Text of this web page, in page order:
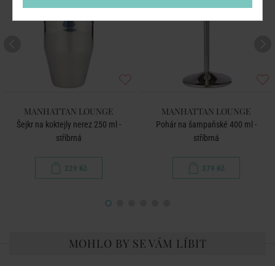
MANHATTAN LOUNGE
Šejkr na koktejly nerez 250 ml -
stříbrná
229 Kč
MANHATTAN LOUNGE
Pohár na šampaňské 400 ml -
stříbrná
379 Kč
MOHLO BY SE VÁM LÍBIT